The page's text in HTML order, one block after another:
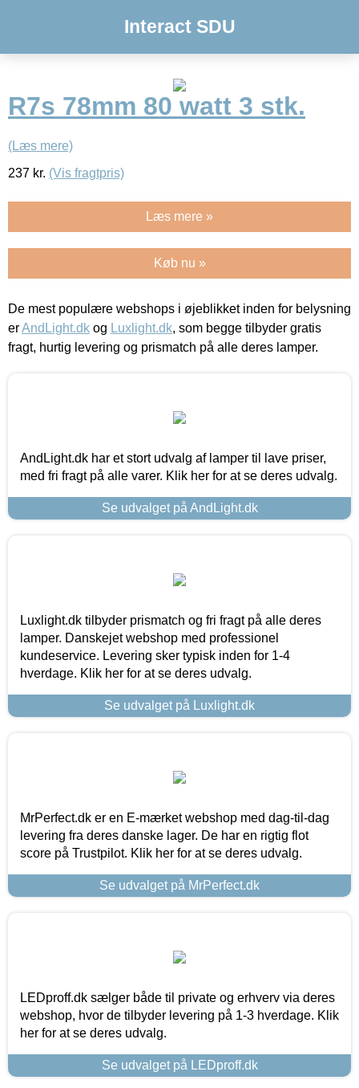
Interact SDU
R7s 78mm 80 watt 3 stk.
(Læs mere)
237 kr. (Vis fragtpris)
Læs mere »
Køb nu »
De mest populære webshops i øjeblikket inden for belysning
erAndLight.dk og Luxlight.dk, som begge tilbyder gratis
fragt, hurtig levering og prismatch på alle deres lamper.
AndLight.dk har et stort udvalg af lamper til lave priser,
med fri fragt på alle varer. Klik her for at se deres udvalg.
Se udvalget på AndLight.dk
Luxlight.dk tilbyder prismatch og fri fragt på alle deres
lamper. Danskejet webshop med professionel
kundeservice. Levering sker typisk inden for 1-4
hverdage. Klik her for at se deres udvalg.
Se udvalget på Luxlight.dk
MrPerfect.dk er en E-mærket webshop med dag-til-dag
levering fra deres danske lager. De har en rigtig flot
score på Trustpilot. Klik her for at se deres udvalg.
Se udvalget på MrPerfect.dk
LEDproff.dk sælger både til private og erhverv via deres
webshop, hvor de tilbyder levering på 1-3 hverdage. Klik
her for at se deres udvalg.
Se udvalget på LEDproff.dk